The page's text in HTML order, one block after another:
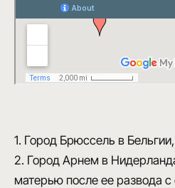
1. Город Брюссель в
2. Город Арнем в
матерью после ее развода